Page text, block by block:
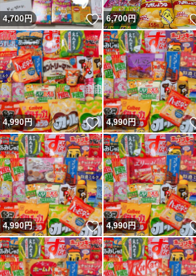
4,700円 いいね！
6,700円
4,990円 いいね！
4,990円
4,990円 いいね！
4,990円